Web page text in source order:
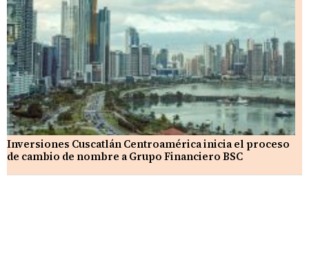
Inversiones Cuscatlán Centroamérica inicia el proceso
de cambio de nombre a Grupo Financiero BSC